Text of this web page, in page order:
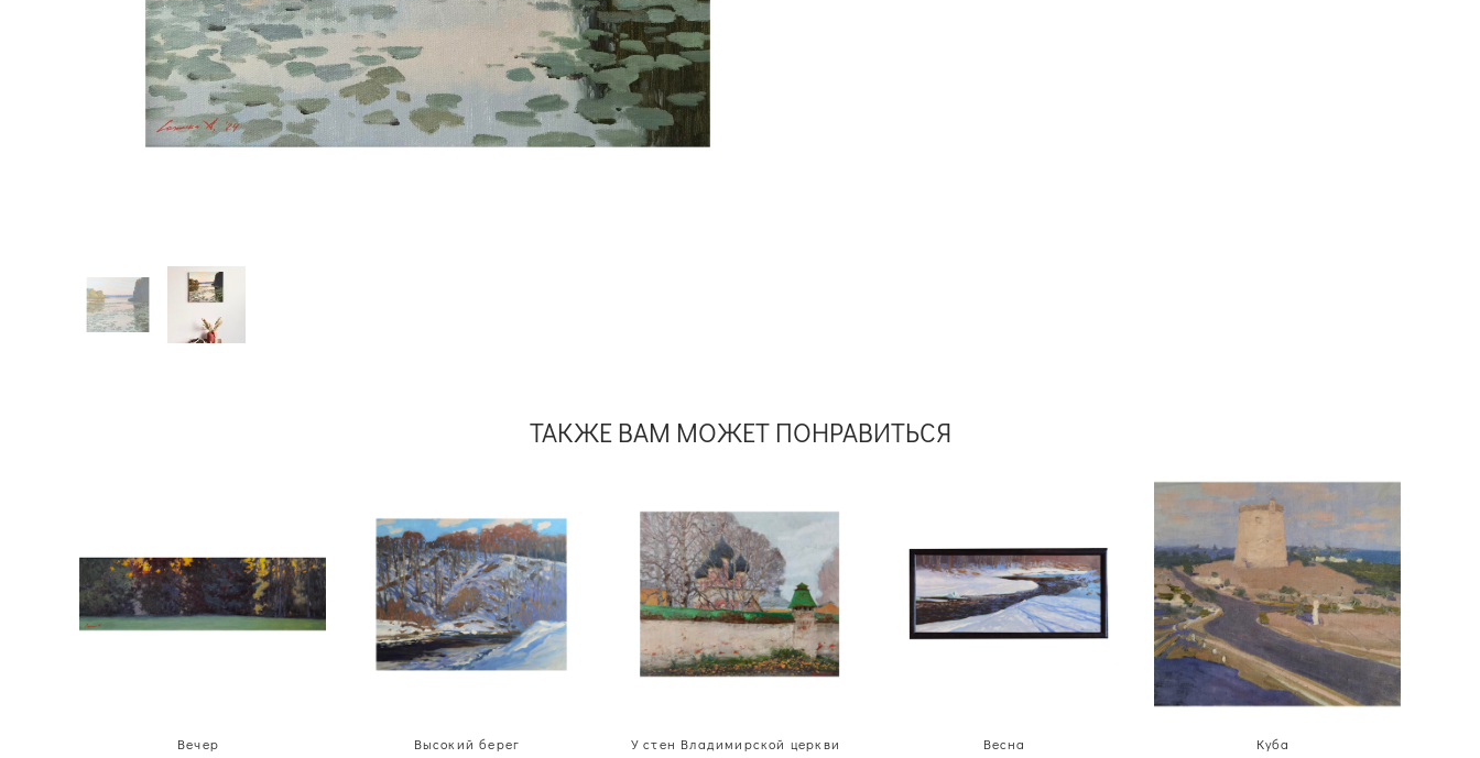
ТАКЖЕ ВАМ МОЖЕТ ПОНРАВИТЬСЯ
Вечер Высокий берег У стен Владимирской церкви Весна Куба